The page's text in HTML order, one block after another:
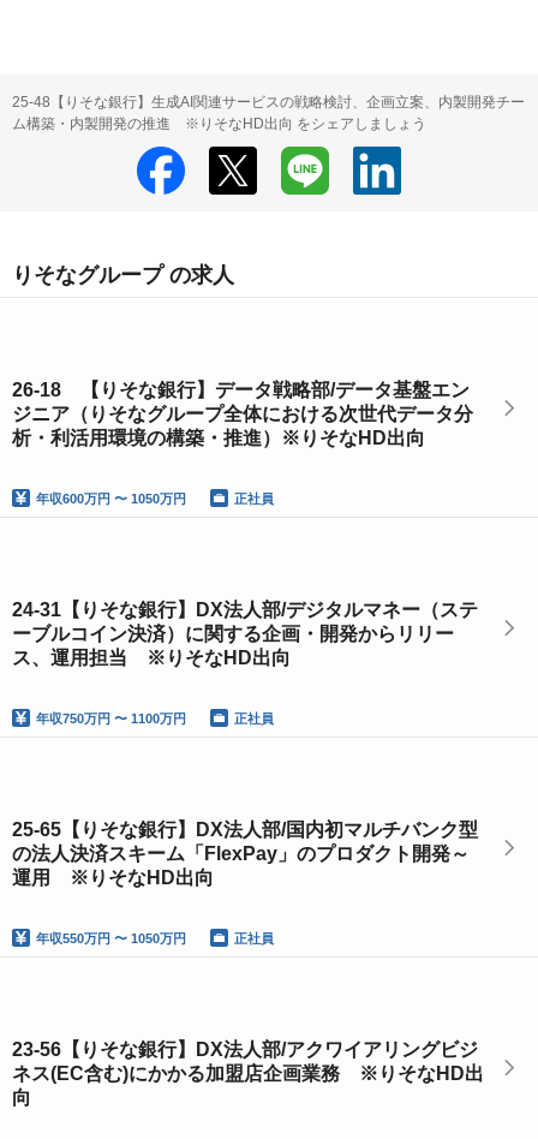
25-48【りそな銀行】生成AI関連サービスの戦略検討、企画立案、内製開発チー
ム構築・内製開発の推進 ※りそなHD出向 をシェアしましょう
りそなグループ の求人
26-18 【りそな銀行】データ戦略部/データ基盤エン
ジニア（りそなグループ全体における次世代データ分
析・利活用環境の構築・推進）※りそなHD出向
年収600万円 〜 1050万円 正社員
24-31【りそな銀行】DX法人部/デジタルマネー（ステ
ーブルコイン決済）に関する企画・開発からリリー
ス、運用担当 ※りそなHD出向
年収750万円 〜 1100万円 正社員
25-65【りそな銀行】DX法人部/国内初マルチバンク型
の法人決済スキーム「FlexPay」のプロダクト開発～
運用 ※りそなHD出向
年収550万円 〜 1050万円 正社員
23-56【りそな銀行】DX法人部/アクワイアリングビジ
ネス(EC含む)にかかる加盟店企画業務 ※りそなHD出
向